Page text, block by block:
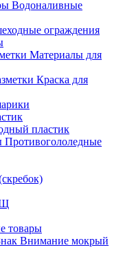
Водоналивные
ограждения
Материалы для
Краска для
пластик
Противогололедные
товары
Внимание мокрый